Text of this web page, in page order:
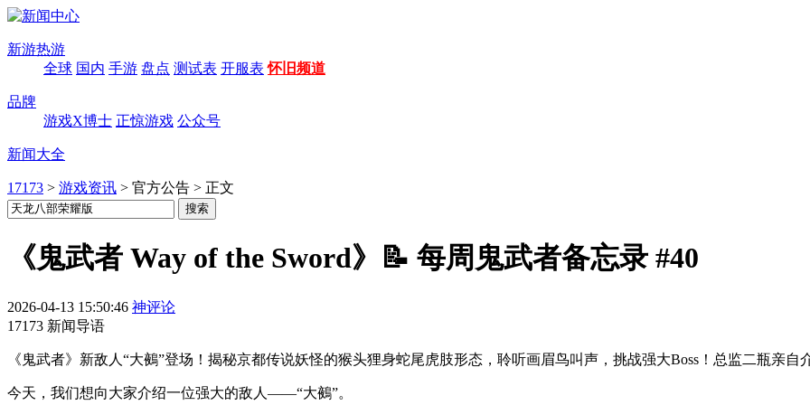
新游热游
全球 国内 手游 盘点 测试表 开服表 怀旧频道
品牌
游戏X博士 正惊游戏 公众号
新闻大全
17173 > 游戏资讯 > 官方公告 > 正文
《鬼武者 Way of the Sword》📝 每周鬼武者备忘录 #40
2026-04-13 15:50:46 神评论
17173 新闻导语
《鬼武者》新敌人“大鵺”登场！揭秘京都传说妖怪的猴头狸身蛇尾虎肢形态，聆听画眉鸟叫声，挑战强大Boss！总监二瓶亲自
今天，我们想向大家介绍一位强大的敌人——“大鵺”。